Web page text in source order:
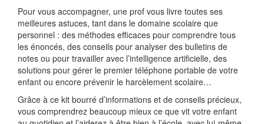
Pour vous accompagner, une prof vous livre toutes ses
meilleures astuces, tant dans le domaine scolaire que
personnel : des méthodes efficaces pour comprendre tous
les énoncés, des conseils pour analyser des bulletins de
notes ou pour travailler avec l’intelligence artificielle, des
solutions pour gérer le premier téléphone portable de votre
enfant ou encore prévenir le harcèlement scolaire…
Grâce à ce kit bourré d’informations et de conseils précieux,
vous comprendrez beaucoup mieux ce que vit votre enfant